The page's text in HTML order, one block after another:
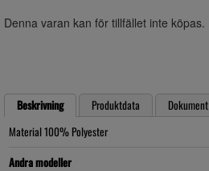
Denna varan kan för tillfället inte köpas.
Beskrivning Produktdata
Dokument
Material 100% Polyester
Andra modeller